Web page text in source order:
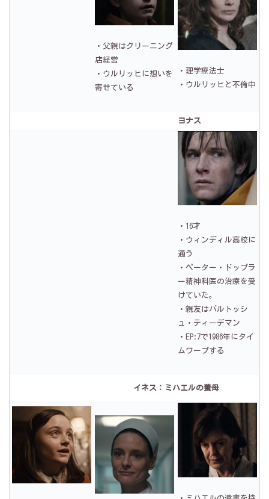
・父親はクリーニング
店経営
・ウルリッヒに想いを
寄せている
・理学療法士
・ウルリッヒと不倫中
ヨナス
・16才
・ウィンディル高校に
通う
・ペーター・ドップラ
ー精神科医の治療を受
けていた。
・親友はバルトッシ
ュ・ティーデマン
・EP:7で1986年にタイ
ムワープする
イネス：ミハエルの養母